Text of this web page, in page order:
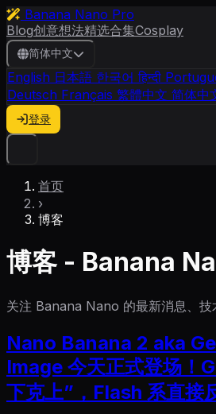
Banana Nano Pro
Blog创意想法精选合集Cosplay
简体中文
English 日本語 한국어 हिन्दी
Deutsch Français 繁體中文 简体中
登录
首页
›
博客
博客 - Banana
关注 Banana Nano 的最新消息、技
Nano Banana 2 aka
Image 今天正式登场！
下克上”，Flash 系直接